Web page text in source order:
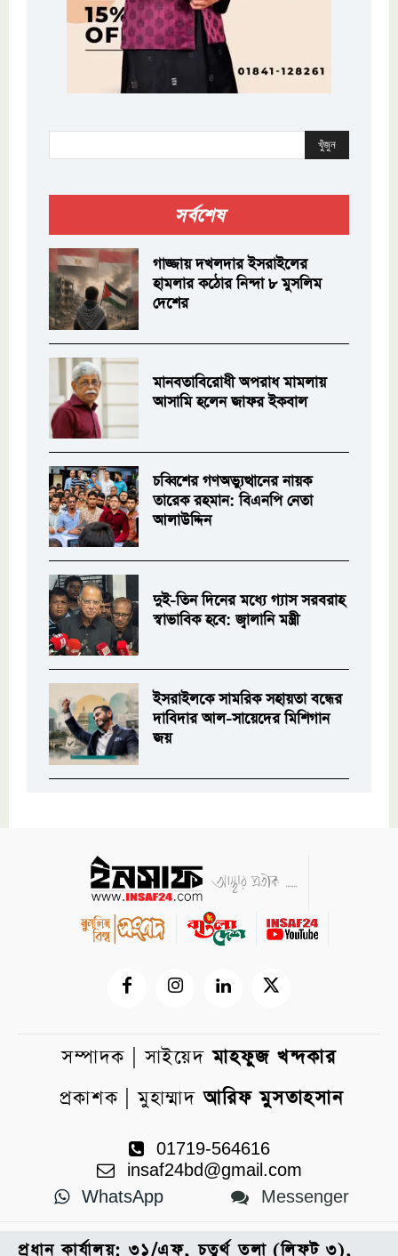
খুঁজুন
সর্বশেষ
গাজ্জায় দখলদার ইসরাইলের
হামলার কঠোর নিন্দা ৮ মুসলিম
দেশের
মানবতাবিরোধী অপরাধ মামলায়
আসামি হলেন জাফর ইকবাল
চব্বিশের গণঅভ্যুত্থানের নায়ক
তারেক রহমান: বিএনপি নেতা
আলাউদ্দিন
দুই-তিন দিনের মধ্যে গ্যাস সরবরাহ
স্বাভাবিক হবে: জ্বালানি মন্ত্রী
ইসরাইলকে সামরিক সহায়তা বন্ধের
দাবিদার আল-সায়েদের মিশিগান
জয়
সম্পাদক | সাইয়েদমাহফুজ খন্দকার
প্রকাশক | মুহাম্মাদআরিফ মুসতাহসান
01719-564616
insaf24bd@gmail.com
WhatsApp
Messenger
প্রধান কার্যালয়: ৩১/এফ, চতুর্থ তলা (লিফট ৩),